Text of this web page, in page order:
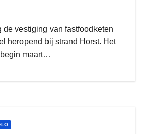
de vestiging van fastfoodketen
heropend bij strand Horst. Het
maart…